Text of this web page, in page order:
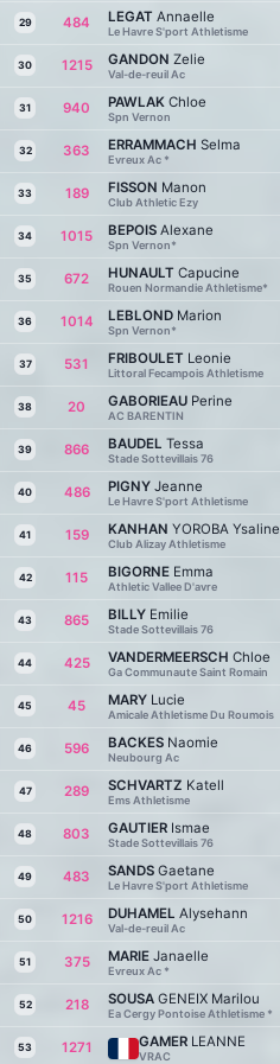
29 484 LEGAT Annaelle
Le Havre S'port Athletisme
30 1215 GANDON Zelie
Val-de-reuil Ac
31 940 PAWLAK Chloe
Spn Vernon
32 363 ERRAMMACH Selma
Evreux Ac *
33 189 FISSON Manon
Club Athletic Ezy
34 1015 BEPOIS Alexane
Spn Vernon*
35 672 HUNAULT Capucine
Rouen Normandie Athletisme*
36 1014 LEBLOND Marion
Spn Vernon*
37 531 FRIBOULET Leonie
Littoral Fecampois Athletisme
38 20 GABORIEAU Perine
AC BARENTIN
39 866 BAUDEL Tessa
Stade Sottevillais 76
40 486 PIGNY Jeanne
Le Havre S'port Athletisme
41 159 KANHAN YOROBA Ysaline
Club Alizay Athletisme
42 115 BIGORNE Emma
Athletic Vallee D'avre
43 865 BILLY Emilie
Stade Sottevillais 76
44 425 VANDERMEERSCH Chloe
Ga Communaute Saint Romain
45 45 MARY Lucie
Amicale Athletisme Du Roumois
46 596 BACKES Naomie
Neubourg Ac
47 289 SCHVARTZ Katell
Ems Athletisme
48 803 GAUTIER Ismae
Stade Sottevillais 76
49 483 SANDS Gaetane
Le Havre S'port Athletisme
50 1216 DUHAMEL Alysehann
Val-de-reuil Ac
51 375 MARIE Janaelle
Evreux Ac *
52 218 SOUSA GENEIX Marilou
Ea Cergy Pontoise Athletisme *
53 1271 GAMER LEANNE
VRAC